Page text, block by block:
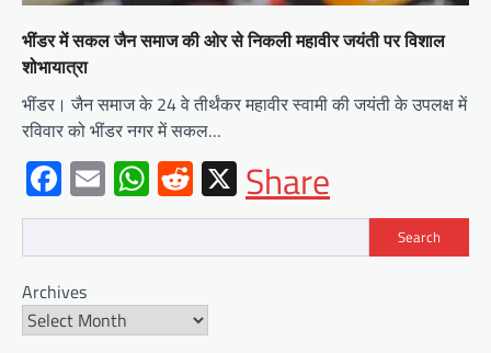
भींडर में सकल जैन समाज की ओर से निकली महावीर जयंती पर विशाल
शोभायात्रा
भींडर। जैन समाज के 24 वे तीर्थंकर महावीर स्वामी की जयंती के उपलक्ष में
रविवार को भींडर नगर में सकल…
Facebook
EmailWhatsApp
Reddit
X
Share
Search
Archives
का किया निरीक्षणसेवा शिविरों के माध्यम से